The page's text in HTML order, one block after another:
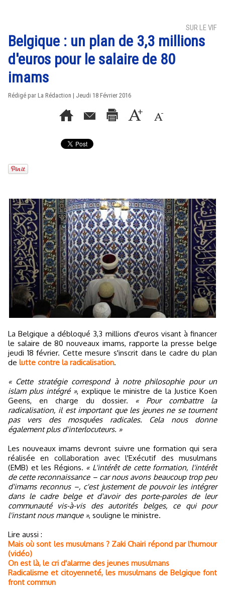
SUR LE VIF
Belgique : un plan de 3,3 millions
d'euros pour le salaire de 80
imams
Rédigé par La Rédaction | Jeudi 18 Février 2016
La Belgique a débloqué 3,3 millions d'euros visant à financer
le salaire de 80 nouveaux imams, rapporte la presse belge
jeudi 18 février. Cette mesure s'inscrit dans le cadre du plan
de lutte contre la radicalisation.
« Cette stratégie correspond à notre philosophie pour un
islam plus intégré », explique le ministre de la Justice Koen
Geens, en charge du dossier. « Pour combattre la
radicalisation, il est important que les jeunes ne se tournent
pas vers des mosquées radicales. Cela nous donne
également plus d'interlocuteurs. »
Les nouveaux imams devront suivre une formation qui sera
réalisée en collaboration avec l'Exécutif des musulmans
(EMB) et les Régions. « L'intérêt de cette formation, l'intérêt
de cette reconnaissance – car nous avons beaucoup trop peu
d'imams reconnus –, c'est justement de pouvoir les intégrer
dans le cadre belge et d'avoir des porte-paroles de leur
communauté vis-à-vis des autorités belges, ce qui pour
l'instant nous manque », souligne le ministre.
Lire aussi :
Mais où sont les musulmans ? Zaki Chairi répond par l'humour
(vidéo)
On est là, le cri d'alarme des jeunes musulmans
Radicalisme et citoyenneté, les musulmans de Belgique font
front commun